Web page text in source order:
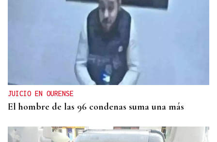
La playlist de... Jay Doe
JUICIO EN OURENSE
El hombre de las 96 condenas suma una más